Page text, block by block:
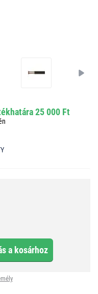
25 000 Ft
a kosárhoz